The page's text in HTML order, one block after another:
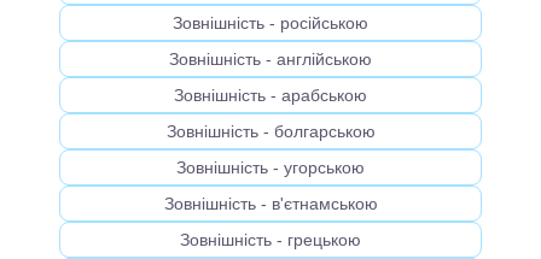
Зовнішність - російською
Зовнішність - англійською
Зовнішність - арабською
Зовнішність - болгарською
Зовнішність - угорською
Зовнішність - в'єтнамською
Зовнішність - грецькою